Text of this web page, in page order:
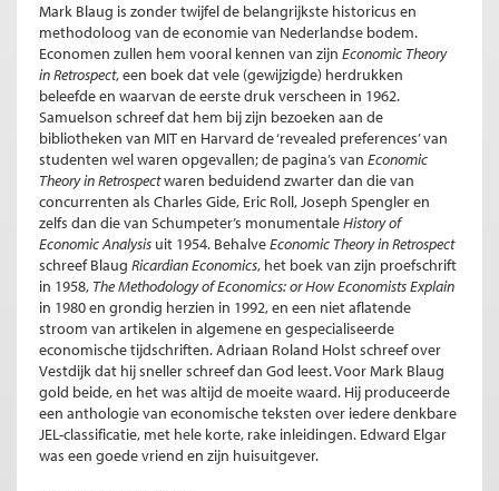
Mark Blaug is zonder twijfel de belangrijkste historicus en
methodoloog van de economie van Nederlandse bodem.
Economen zullen hem vooral kennen van zijn Economic Theory
in Retrospect, een boek dat vele (gewijzigde) herdrukken
beleefde en waarvan de eerste druk verscheen in 1962.
Samuelson schreef dat hem bij zijn bezoeken aan de
bibliotheken van MIT en Harvard de ‘revealed preferences’ van
studenten wel waren opgevallen; de pagina’s van Economic
Theory in Retrospectwaren beduidend zwarter dan die van
concurrenten als Charles Gide, Eric Roll, Joseph Spengler en
zelfs dan die van Schumpeter’s monumentaleHistory of
Economic Analysis uit 1954. BehalveEconomic Theory in Retrospect
schreef Blaug Ricardian Economics, het boek van zijn proefschrift
in 1958, The Methodology of Economics: or How Economists Explain
in 1980 en grondig herzien in 1992, en een niet aflatende
stroom van artikelen in algemene en gespecialiseerde
economische tijdschriften. Adriaan Roland Holst schreef over
Vestdijk dat hij sneller schreef dan God leest. Voor Mark Blaug
gold beide, en het was altijd de moeite waard. Hij produceerde
een anthologie van economische teksten over iedere denkbare
JEL-classificatie, met hele korte, rake inleidingen. Edward Elgar
was een goede vriend en zijn huisuitgever.